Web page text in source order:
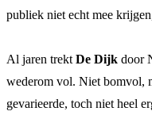
publiek niet echt mee
Al jaren trekt De Dijk door
wederom vol. Niet bomvol,
gevarieerde, toch niet heel